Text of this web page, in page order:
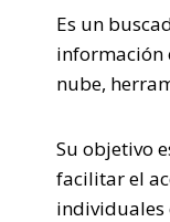
Es un
información
nube,
Su objetivo
facilitar el
individuales